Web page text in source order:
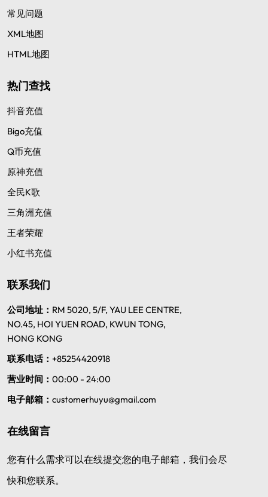
常见问题
XML地图
HTML地图
热门查找
抖音充值
Bigo充值
Q币充值
原神充值
全民K歌
三角洲充值
王者荣耀
小红书充值
联系我们
公司地址： RM 5020, 5/F, YAU LEE CENTRE,
NO.45, HOI YUEN ROAD, KWUN TONG,
HONG KONG
联系电话： +85254420918
营业时间： 00:00 - 24:00
电子邮箱： customerhuyu@gmail.com
在线留言
您有什么需求可以在线提交您的电子邮箱，我们会尽
快和您联系。